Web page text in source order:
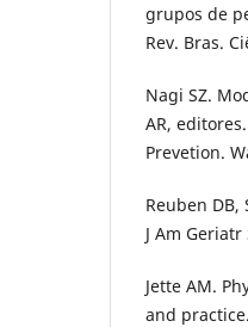
grupos de
Rev. Bras.
Nagi SZ.
AR,
Prevetion.
Reuben
J Am Geriatr
Jette AM.
and